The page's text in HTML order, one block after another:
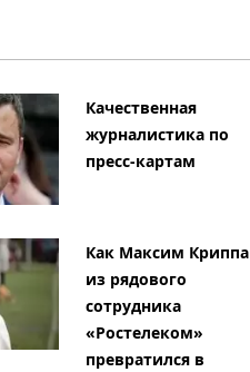
Качественная
журналистика по
пресс-картам
Как Максим Криппа
из рядового
сотрудника
«Ростелеком»
превратился в